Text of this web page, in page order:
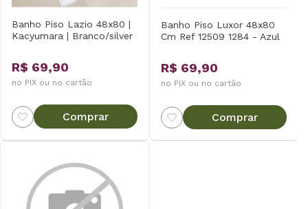
Banho Piso Lazio 48x80 |
Kacyumara | Branco/silver
R$ 69,90
no PIX ou no cartão
Comprar
Banho Piso Luxor 48x80
Cm Ref 12509 1284 - Azul
R$ 69,90
no PIX ou no cartão
Comprar